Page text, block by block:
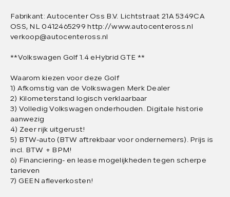
Fabrikant: Autocenter Oss B.V. Lichtstraat 21A 5349CA
OSS, NL 0412465299 http://www.autocenteross.nl
verkoop@autocenteross.nl
**Volkswagen Golf 1.4 eHybrid GTE **
Waarom kiezen voor deze Golf
1) Afkomstig van de Volkswagen Merk Dealer
2) Kilometerstand logisch verklaarbaar
3) Volledig Volkswagen onderhouden. Digitale historie
aanwezig
4) Zeer rijk uitgerust!
5) BTW-auto (BTW aftrekbaar voor ondernemers). Prijs is
incl. BTW + BPM!
6) Financiering- en lease mogelijkheden tegen scherpe
tarieven
7) GEEN afleverkosten!